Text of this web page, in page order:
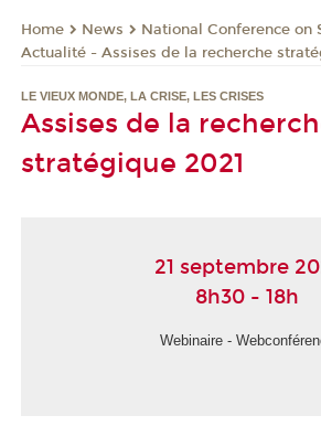
Home News
National Conference on
Actualité - Assises de la recherche
LE VIEUX MONDE, LA CRISE, LES CRISES
Assises de la
stratégique 2021
21 septembre
8h30 - 18h
Webinaire -